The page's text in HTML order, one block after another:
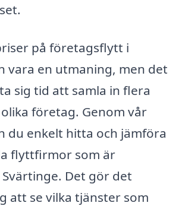
på företagsflytt i
vara en utmaning, men det
sig tid att samla in flera
företag. Genom vår
du enkelt hitta och jämföra
flyttfirmor som är
Det gör det
att se vilka tjänster som